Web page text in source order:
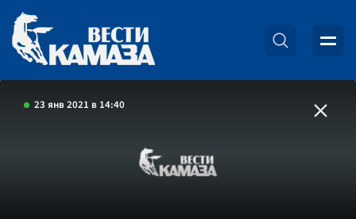
23 янв 2021 в 14:40